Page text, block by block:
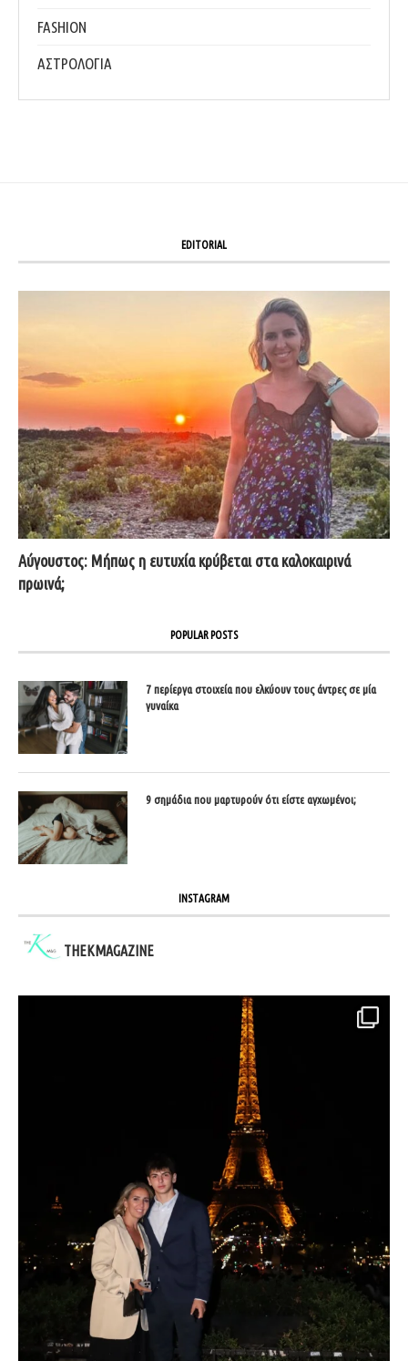
FASHION
ΑΣΤΡΟΛΟΓΙΑ
EDITORIAL
Αύγουστος: Μήπως η ευτυχία κρύβεται στα καλοκαιρινά
πρωινά;
POPULAR POSTS
7 περίεργα στοιχεία που ελκύουν τους άντρες σε μία
γυναίκα
9 σημάδια που μαρτυρούν ότι είστε αγχωμένοι;
INSTAGRAM
THEKMAGAZINE